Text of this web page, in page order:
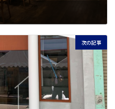
次の記事